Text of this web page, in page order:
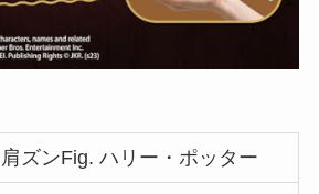
肩ズンFig. ハリー・ポッター